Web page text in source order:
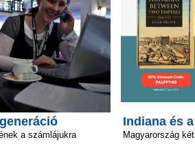
a számlájukra
Indiana és
Magyarország